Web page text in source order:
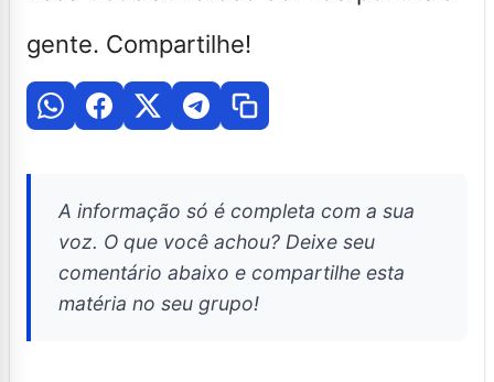
gente. Compartilhe!
A informação só é completa com a sua
voz. O que você achou? Deixe seu
comentário abaixo e compartilhe esta
matéria no seu grupo!